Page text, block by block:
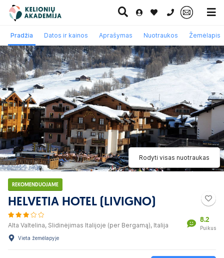
0 700 11007
Paskutinė
minutė
Pažintinės
kelionės
Egzotinės
kelionės
Kruizai
Rodyti visas nuotraukas
REKOMENDUOJAME
HELVETIA HOTEL (LIVIGNO)
Alta Valtelina, Slidinėjimas Italijoje (per Bergamą), Italija
8.2
Puikus
Vieta žemėlapyje
Pradžia Datos ir kainos Aprašymas Nuotraukos Žemėlapis